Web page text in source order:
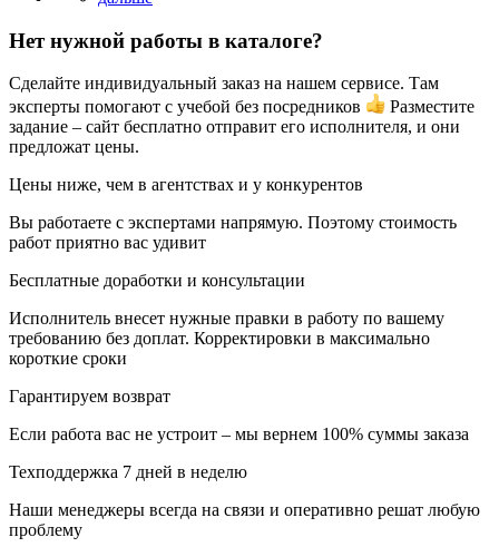
Нет нужной работы в каталоге?
Сделайте индивидуальный заказ на нашем сервисе. Там
эксперты помогают с учебой без посредников
Разместите
задание – сайт бесплатно отправит его исполнителя, и они
предложат цены.
Цены ниже, чем в агентствах и у конкурентов
Вы работаете с экспертами напрямую. Поэтому стоимость
работ приятно вас удивит
Бесплатные доработки и консультации
Исполнитель внесет нужные правки в работу по вашему
требованию без доплат. Корректировки в максимально
короткие сроки
Гарантируем возврат
Если работа вас не устроит – мы вернем 100% суммы заказа
Техподдержка 7 дней в неделю
Наши менеджеры всегда на связи и оперативно решат любую
проблему